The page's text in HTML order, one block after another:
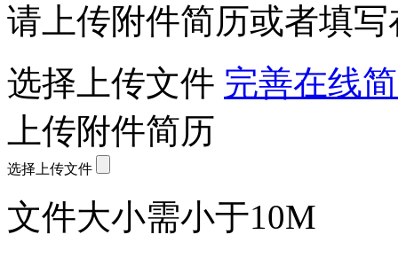
请上传附件简历或者填
选择上传文件 完善在线
上传附件简历
选择上传文件
文件大小需小于10M